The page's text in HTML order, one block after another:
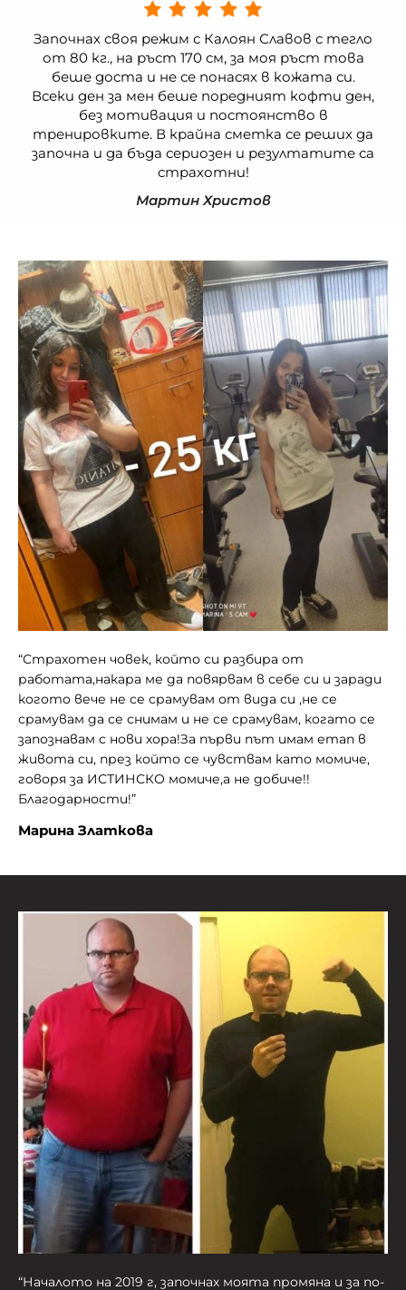
Започнах своя режим с Калоян Славов с тегло
от 80 кг., на ръст 170 см, за моя ръст това
беше доста и не се понасях в кожата си.
Всеки ден за мен беше поредният кофти ден,
без мотивация и постоянство в
тренировките. В крайна сметка се реших да
започна и да бъда сериозен и резултатите са
страхотни!
Мартин Христов
“Страхотен човек, който си разбира от
работата,накара ме да повярвам в себе си и заради
когото вече не се срамувам от вида си ,не се
срамувам да се снимам и не се срамувам, когато се
запознавам с нови хора!За първи път имам етап в
живота си, през който се чувствам като момиче,
говоря за ИСТИНСКО момиче,а не добиче!!
Благодарности!”
Марина Златкова
“Началото на 2019 г, започнах моята промяна и за по-